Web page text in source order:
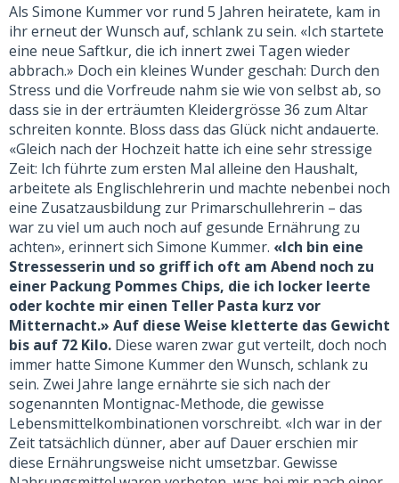
Als Simone Kummer vor rund 5 Jahren heiratete, kam in
ihr erneut der Wunsch auf, schlank zu sein. «Ich startete
eine neue Saftkur, die ich innert zwei Tagen wieder
abbrach.» Doch ein kleines Wunder geschah: Durch den
Stress und die Vorfreude nahm sie wie von selbst ab, so
dass sie in der erträumten Kleidergrösse 36 zum Altar
schreiten konnte. Bloss dass das Glück nicht andauerte.
«Gleich nach der Hochzeit hatte ich eine sehr stressige
Zeit: Ich führte zum ersten Mal alleine den Haushalt,
arbeitete als Englischlehrerin und machte nebenbei noch
eine Zusatzausbildung zur Primarschullehrerin – das
war zu viel um auch noch auf gesunde Ernährung zu
achten», erinnert sich Simone Kummer. «Ich bin eine
Stressesserin und so griff ich oft am Abend noch zu
einer Packung Pommes Chips, die ich locker leerte
oder kochte mir einen Teller Pasta kurz vor
Mitternacht.» Auf diese Weise kletterte das Gewicht
bis auf 72 Kilo. Diese waren zwar gut verteilt, doch noch
immer hatte Simone Kummer den Wunsch, schlank zu
sein. Zwei Jahre lange ernährte sie sich nach der
sogenannten Montignac-Methode, die gewisse
Lebensmittelkombinationen vorschreibt. «Ich war in der
Zeit tatsächlich dünner, aber auf Dauer erschien mir
diese Ernährungsweise nicht umsetzbar. Gewisse